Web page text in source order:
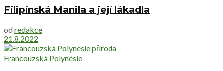
Filipínská Manila a její lákadla
od redakce
21.8.2022
Francouzská Polynésie